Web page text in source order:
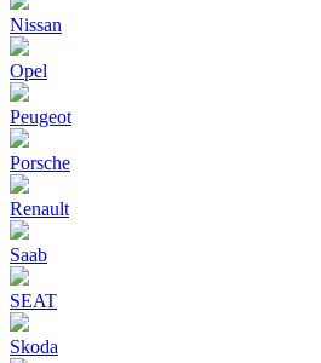
Nissan
Opel
Peugeot
Porsche
Renault
Saab
SEAT
Skoda